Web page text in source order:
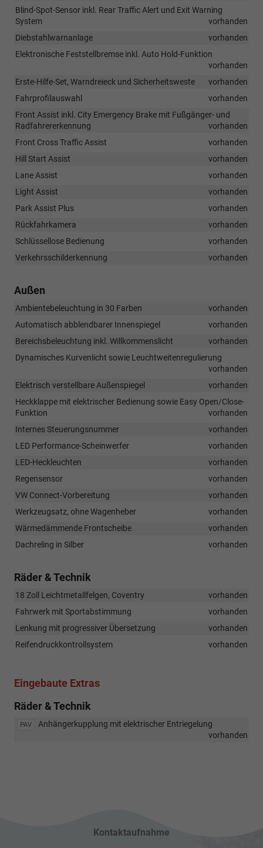
Blind-Spot-Sensor inkl. Rear Traffic Alert und Exit Warning
System
vorhanden
Diebstahlwarnanlage
vorhanden
Elektronische Feststellbremse inkl. Auto Hold-Funktion
vorhanden
Erste-Hilfe-Set, Warndreieck und Sicherheitsweste
vorhanden
Fahrprofilauswahl
vorhanden
Front Assist inkl. City Emergency Brake mit Fußgänger- und
Radfahrererkennung
vorhanden
Front Cross Traffic Assist
vorhanden
Hill Start Assist
vorhanden
Lane Assist
vorhanden
Light Assist
vorhanden
Park Assist Plus
vorhanden
Rückfahrkamera
vorhanden
Schlüssellose Bedienung
vorhanden
Verkehrsschilderkennung
vorhanden
Außen
Ambientebeleuchtung in 30 Farben
vorhanden
Automatisch abblendbarer Innenspiegel
vorhanden
Bereichsbeleuchtung inkl. Willkommenslicht
vorhanden
Dynamisches Kurvenlicht sowie Leuchtweitenregulierung
vorhanden
Elektrisch verstellbare Außenspiegel
vorhanden
Heckklappe mit elektrischer Bedienung sowie Easy Open/Close-
Funktion
vorhanden
Internes Steuerungsnummer
vorhanden
LED Performance-Scheinwerfer
vorhanden
LED-Heckleuchten
vorhanden
Regensensor
vorhanden
VW Connect-Vorbereitung
vorhanden
Werkzeugsatz, ohne Wagenheber
vorhanden
Wärmedämmende Frontscheibe
vorhanden
Dachreling in Silber
vorhanden
Räder & Technik
18 Zoll Leichtmetallfelgen, Coventry
vorhanden
Fahrwerk mit Sportabstimmung
vorhanden
Lenkung mit progressiver Übersetzung
vorhanden
Reifendruckkontrollsystem
vorhanden
Eingebaute Extras
Räder & Technik
PAV
Anhängerkupplung mit elektrischer Entriegelung
vorhanden
Kontaktaufnahme